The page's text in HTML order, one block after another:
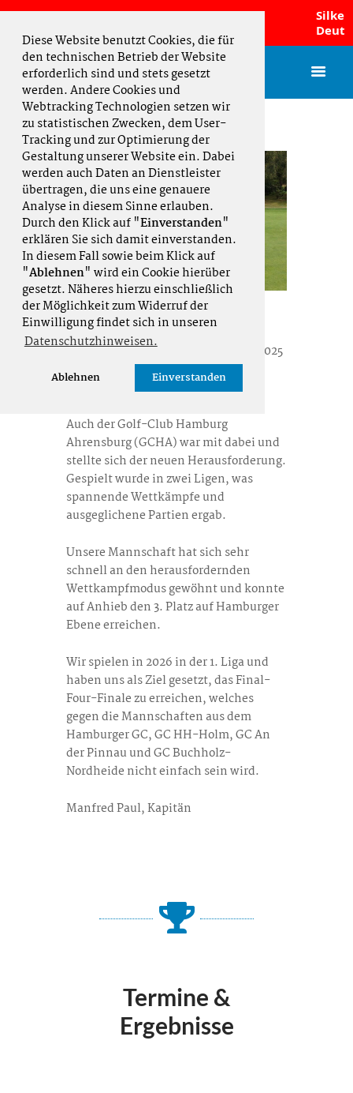
Diese Website benutzt Cookies, die für
den technischen Betrieb der Website
erforderlich sind und stets gesetzt
werden. Andere Cookies und
Webtracking Technologien setzen wir
zu statistischen Zwecken, dem User-
Tracking und zur Optimierung der
Gestaltung unserer Website ein. Dabei
werden auch Daten an Dienstleister
übertragen, die uns eine genauere
Analyse in diesem Sinne erlauben.
Durch den Klick auf "Einverstanden"
erklären Sie sich damit einverstanden.
In diesem Fall sowie beim Klick auf
"Ablehnen" wird ein Cookie hierüber
gesetzt. Näheres hierzu einschließlich
der Möglichkeit zum Widerruf der
Einwilligung findet sich in unseren
Datenschutzhinweisen.
Ablehnen Einverstanden
sind Norddeutscher
Silke
AK 75 gemischt
Der Hamburger Golfverband hatte 2025
die neue gemischte Altersklasse 75
Auch der Golf-Club Hamburg
Ahrensburg (GCHA) war mit dabei und
stellte sich der neuen Herausforderung.
Gespielt wurde in zwei Ligen, was
spannende Wettkämpfe und
ausgeglichene Partien ergab.
Unsere Mannschaft hat sich sehr
schnell an den herausfordernden
Wettkampfmodus gewöhnt und konnte
auf Anhieb den 3. Platz auf Hamburger
Ebene erreichen.
Wir spielen in 2026 in der 1. Liga und
haben uns als Ziel gesetzt, das Final-
Four-Finale zu erreichen, welches
gegen die Mannschaften aus dem
Hamburger GC, GC HH-Holm, GC An
der Pinnau und GC Buchholz-
Nordheide nicht einfach sein wird.
Manfred Paul, Kapitän
Termine &
Ergebnisse